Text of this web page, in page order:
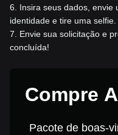
6
Insira seus dados, envie
identidade e tire uma selfie.
7
Envie sua solicitação e
concluída!
Compre
Pacote de boas-